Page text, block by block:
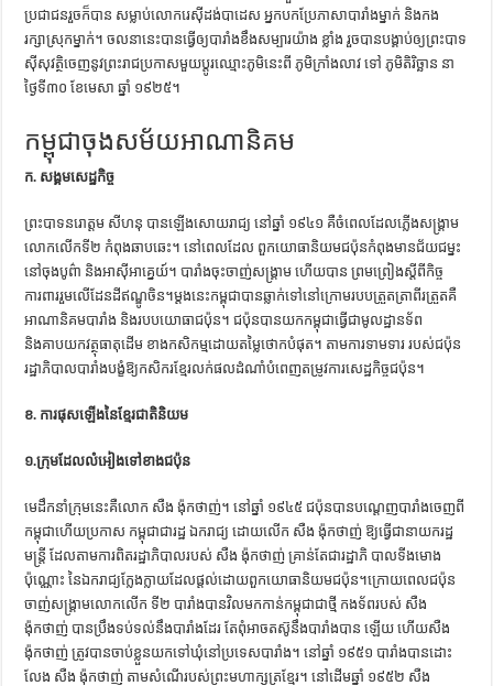
ប្រជាជនរួចក៏បាន សម្លាប់លោករេស៊ីដង់បាដេស អ្នកបកប្រែភាសាបារាំងម្នាក់ និងកង
រក្សាស្រុកម្នាក់។ ចលនានេះបានធ្វើឲ្យបារាំងខឹងសម្បារយ៉ាង ខ្លាំង រួចបានបង្គាប់ឲ្យព្រះបាទ
ស៊ីសុវត្ថិចេញនូវព្រះរាជប្រកាសមួយប្ដូរឈ្មោះភូមិនេះពី ភូមិក្រាំងលាវ ទៅ ភូមិតិរិច្ឆាន នា
ថ្ងៃទី៣០ ខែមេសា ឆ្នាំ ១៩២៥។
កម្ពុជាចុងសម័យអាណានិគម
ក. សង្គមសេដ្ឋកិច្ច
ព្រះបាទនរោត្ដម សីហនុ បានឡើងសោយរាជ្យ នៅឆ្នាំ ១៩៤១ គឺចំពេលដែលភ្លើងសង្គ្រាម
លោកលើកទី២ កំពុងឆាបឆេះ។ នៅពេលដែល ពួកយោធានិយមជប៉ុនកំពុងមានជ័យជម្នះ
នៅចុងបូព៌ា និងអាស៊ីអាគ្នេយ៍។ បារាំងចុះចាញ់សង្គ្រាម ហើយបាន ព្រមព្រៀងស្ដីពីកិច្ច
ការពាររួមលើដែនដីឥណ្ឌូចិន។ម្ដងនេះកម្ពុជាបានឆ្លាក់ទៅនៅក្រោមរបបត្រួតត្រាពីរត្រួតគឺ
អាណានិគមបារាំង និងរបបយោធាជប៉ុន។ ជប៉ុនបានយកកម្ពុជាធ្វើជាមូលដ្ឋានទ័ព
និងគាបយកវត្ថុធាតុដើម ខាងកសិកម្មដោយតម្លៃថោកបំផុត។ តាមការទាមទារ របស់ជប៉ុន
រដ្ឋាភិបាលបារាំងបង្ខំឱ្យកសិករខ្មែរលក់ផលដំណាំបំពេញតម្រូវការសេដ្ឋកិច្ចជប៉ុន។
ខ. ការផុសឡើងនៃខ្មែរជាតិនិយម
១.ក្រុមដែលលំអៀងទៅខាងជប៉ុន
មេដឹកនាំក្រុមនេះគឺលោក សឺង ង៉ុកថាញ់។ នៅឆ្នាំ ១៩៤៥ ជប៉ុនបានបណ្ដេញបារាំងចេញពី
កម្ពុជាហើយប្រកាស កម្ពុជាជារដ្ឋ ឯករាជ្យ ដោយលើក សឺង ង៉ុកថាញ់ ឱ្យធ្វើជានាយករដ្ឋ
មន្ត្រី ដែលតាមការពិតរដ្ឋាភិបាលរបស់ សឺង ង៉ុកថាញ់ គ្រាន់តែជារដ្ឋាភិ បាលទីងមោង
ប៉ុណ្ណោះ នៃឯករាជ្យក្លែងក្លាយដែលផ្ដល់ដោយពួកយោធានិយមជប៉ុន។ក្រោយពេលជប៉ុន
ចាញ់សង្គ្រាមលោកលើក ទី២ បារាំងបានវិលមកកាន់កម្ពុជាជាថ្មី កងទ័ពរបស់ សឺង
ង៉ុកថាញ់ បានប្រឹងទប់ទល់នឹងបារាំងដែរ តែពុំអាចតស៊ូនឹងបារាំងបាន ឡើយ ហើយសឺង
ង៉ុកថាញ់ ត្រូវបានចាប់ខ្លួនយកទៅឃុំនៅប្រទេសបារាំង។ នៅឆ្នាំ ១៩៥១ បារាំងបានដោះ
លែង សឺង ង៉ុកថាញ់ តាមសំណើរបស់ព្រះមហាក្សត្រខ្មែរ។ នៅដើមឆ្នាំ ១៩៥២ សឺង